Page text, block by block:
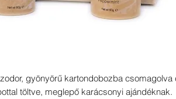
gyönyörű kartondobozba csomagolva
töltve, meglepő karácsonyi ajándéknak.